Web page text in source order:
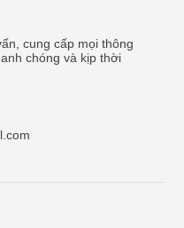
cung cấp mọi thông
chóng và kịp thời